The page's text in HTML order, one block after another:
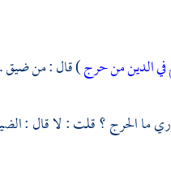
الدين من حرج) قال : من ضيق .
ما الحرج ؟ قلت : لا قال :